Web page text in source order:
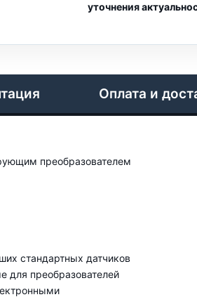
уточнения
Оплата и
преобразователем
стандартных датчиков
для преобразователей